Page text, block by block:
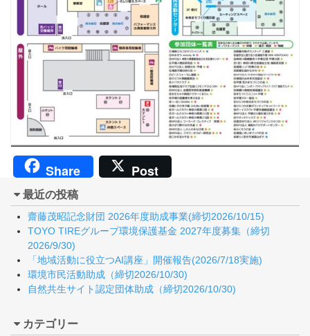
Share Post
最近の投稿
齋藤茂昭記念財団 2026年度助成事業(締切2026/10/15)
TOYO TIREグループ環境保護基金 2027年度募集（締切
2026/9/30)
「地域活動に役立つAI講座」開催報告(2026/7/18実施)
環境市民活動助成（締切2026/10/30)
自然共生サイト認定団体助成（締切2026/10/30)
カテゴリー